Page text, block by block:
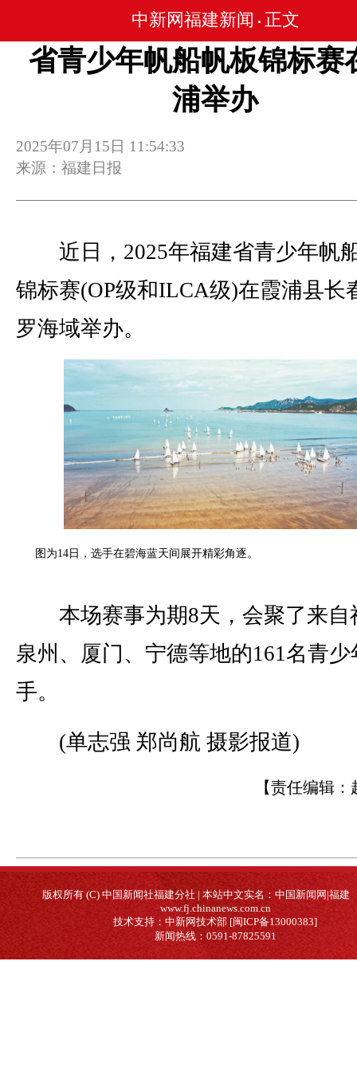
中新网福建新闻 • 正文
省青少年帆船帆板锦标赛
浦举办
2025年07月15日 11:54:33
来源：福建日报
近日，2025年福建省青少年帆
锦标赛(OP级和ILCA级)在霞浦县长
罗海域举办。
图为14日，选手在碧海蓝天间展开精彩角逐。
本场赛事为期8天，会聚了来自
泉州、厦门、宁德等地的161名青少
手。
(单志强 郑尚航 摄影报道)
【责任编辑：
版权所有 (C) 中国新闻社福建分社 | 本站中文实名：中国新闻网|福建
www.fj.chinanews.com.cn
技术支持：中新网技术部 [闽ICP备13000383]
新闻热线：0591-87825591